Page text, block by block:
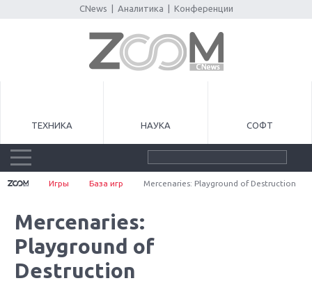
CNews Аналитика Конференции
ТЕХНИКА НАУКА СОФТ
Игры База игр Mercenaries: Playground of Destruction
Mercenaries:
Playground of
Destruction